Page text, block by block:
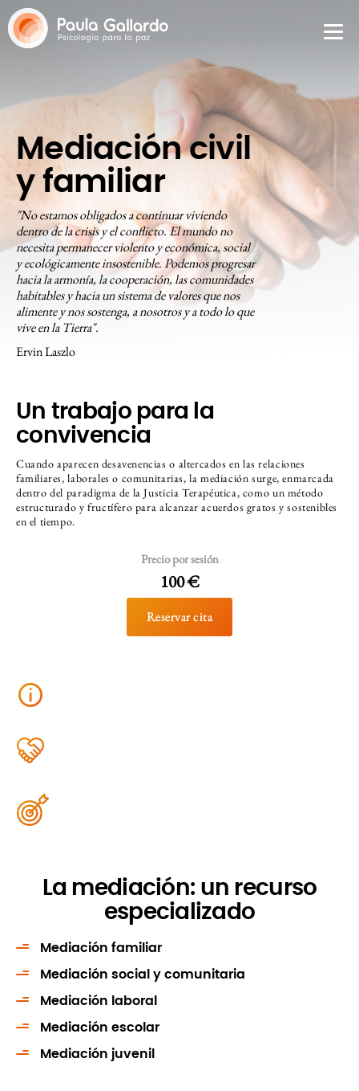
Mediación civil
y familiar
"No estamos obligados a continuar viviendo
dentro de la crisis y el conflicto. El mundo no
necesita permanecer violento y económica, social
y ecológicamente insostenible. Podemos progresar
hacia la armonía, la cooperación, las comunidades
habitables y hacia un sistema de valores que nos
alimente y nos sostenga, a nosotros y a todo lo que
vive en la Tierra".
Ervin Laszlo
Un trabajo para la
convivencia
Cuando aparecen desavenencias o altercados en las relaciones
familiares, laborales o comunitarias, la mediación surge, enmarcada
dentro del paradigma de la Justicia Terapéutica, como un método
estructurado y fructífero para alcanzar acuerdos gratos y sostenibles
en el tiempo.
Precio por sesión
100 €
Reservar cita
La mediación: un recurso
especializado
Mediación familiar
Mediación social y comunitaria
Mediación laboral
Mediación escolar
Mediación juvenil